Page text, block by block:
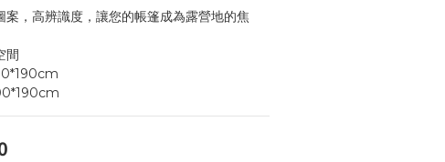
案，高辨識度，讓您的帳篷成為露營地的焦
間